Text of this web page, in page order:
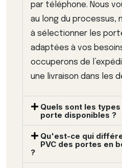
par téléphone. Nous
au long du processus,
à sélectionner les
adaptées à vos
occuperons de
une livraison dans les
Quels sont les
porte disponibles ?
Qu'est-ce qui
PVC des portes en
?